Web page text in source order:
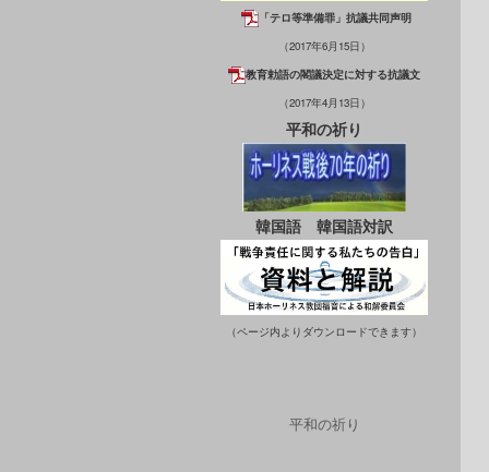
「テロ等準備罪」抗議共同声明
（2017年6月15日）
教育勅語の閣議決定に対する抗議文
（2017年4月13日）
平和の祈り
韓国語 韓国語対訳
（ページ内よりダウンロードできます）
平和の祈り